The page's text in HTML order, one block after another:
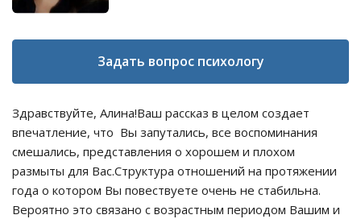
Задать вопрос психологу
Здравствуйте, Алина!Ваш рассказ в целом создает
впечатление, что Вы запутались, все воспоминания
смешались, представления о хорошем и плохом
размыты для Вас.Структура отношений на протяжении
года о котором Вы повествуете очень не стабильна.
Вероятно это связано с возрастным периодом Вашим и